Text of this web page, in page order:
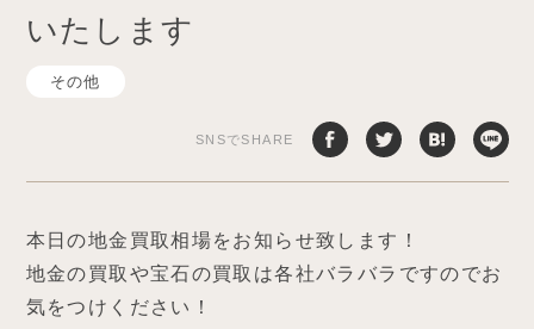
いたします
その他
SNSでSHARE
本日の地金買取相場をお知らせ致します！
地金の買取や宝石の買取は各社バラバラですのでお
気をつけください！